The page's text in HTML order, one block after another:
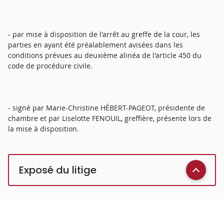
- par mise à disposition de l'arrêt au greffe de la cour, les
parties en ayant été préalablement avisées dans les
conditions prévues au deuxième alinéa de l'article 450 du
code de procédure civile.
- signé par Marie-Christine HÉBERT-PAGEOT, présidente de
chambre et par Liselotte FENOUIL, greffière, présente lors de
la mise à disposition.
Exposé du litige